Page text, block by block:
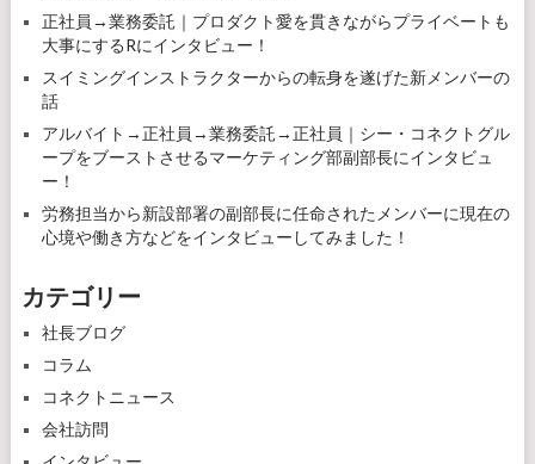
シ
ョ
ン
正社員→業務委託｜プロダクト愛を貫きながらプライベートも
大事にするRにインタビュー！
スイミングインストラクターからの転身を遂げた新メンバーの
話
アルバイト→正社員→業務委託→正社員｜シー・コネクトグル
ープをブーストさせるマーケティング部副部長にインタビュ
ー！
労務担当から新設部署の副部長に任命されたメンバーに現在の
心境や働き方などをインタビューしてみました！
カテゴリー
社長ブログ
コラム
コネクトニュース
会社訪問